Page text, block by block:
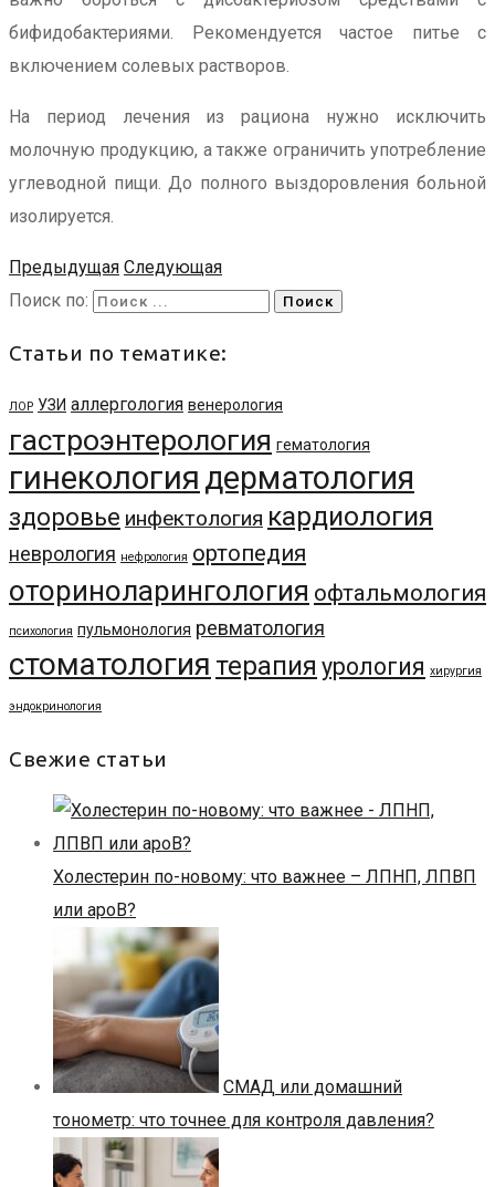
бифидобактериями. Рекомендуется частое питье с
включением солевых растворов.
На период лечения из рациона нужно исключить
молочную продукцию, а также ограничить употребление
углеводной пищи. До полного выздоровления больной
изолируется.
Предыдущая Следующая
Поиск по:
Статьи по тематике:
ЛОР УЗИ аллергология венерология
гастроэнтерология гематология
гинекология дерматология
здоровье инфектология кардиология
неврология нефрология ортопедия
оториноларингология офтальмология
психология пульмонология ревматология
стоматология терапия урология хирургия
эндокринология
Свежие статьи
Холестерин по-новому: что важнее – ЛПНП, ЛПВП
или apoB?
СМАД или домашний
тонометр: что точнее для контроля давления?